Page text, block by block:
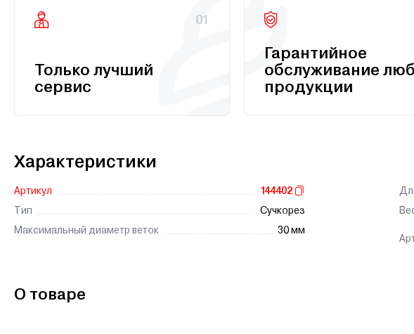
01
Только лучший
сервис
Гарантийное
обслуживание
продукции
Характеристики
Артикул
144402
Тип
Сучкорез
Максимальный диаметр веток
30 мм
О товаре